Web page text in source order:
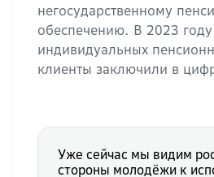
негосударственному
обеспечению. В 2023
индивидуальных
клиенты заключили в
Уже сейчас мы видим
стороны молодёжи к